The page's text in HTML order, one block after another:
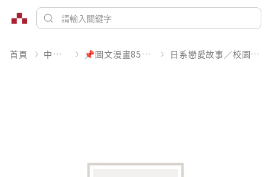
首頁 中文書 📌圖文漫畫85折起 日系戀愛故事／校園青春